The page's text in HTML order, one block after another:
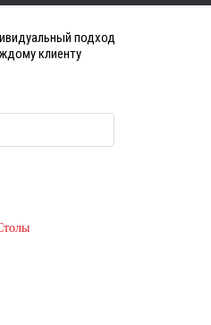
подход
клиенту